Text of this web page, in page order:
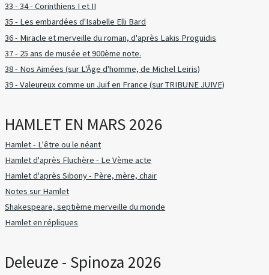
33 - 34 - Corinthiens I et II
35 - Les embardées d'Isabelle Elli Bard
36 - Miracle et merveille du roman, d'après Lakis Proguidis
37 - 25 ans de musée et 900ème note.
38 - Nos Aimées (sur L'Âge d'homme, de Michel Leiris)
39 - Valeureux comme un Juif en France (sur TRIBUNE JUIVE)
HAMLET EN MARS 2026
Hamlet - L'être ou le néant
Hamlet d'après Fluchère - Le Vème acte
Hamlet d'après Sibony - Père, mère, chair
Notes sur Hamlet
Shakespeare, septième merveille du monde
Hamlet en répliques
Deleuze - Spinoza 2026